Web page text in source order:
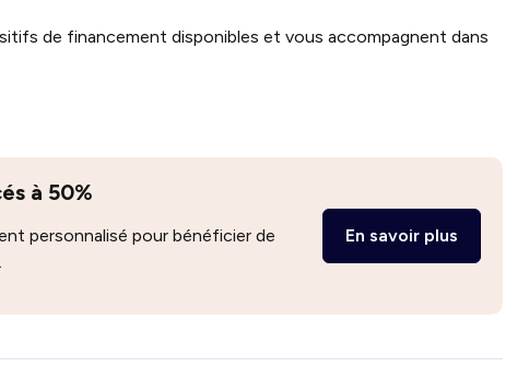
de financement disponibles et vous accompagnent dans
à 50%
personnalisé pour bénéficier de
En savoir plus